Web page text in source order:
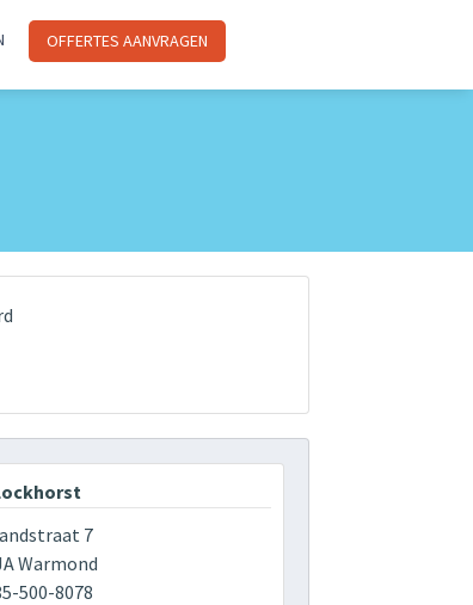
OFFERTES AANVRAGEN
7
Warmond
500-8078